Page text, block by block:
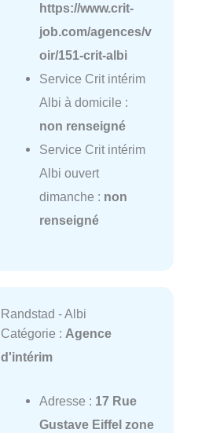
https://www.crit-
job.com/agences/v
oir/151-crit-albi
Service Crit intérim
Albi à domicile :
non renseigné
Service Crit intérim
Albi ouvert
dimanche : non
renseigné
Randstad - Albi
Catégorie : Agence
d'intérim
Adresse : 17 Rue
Gustave Eiffel zone